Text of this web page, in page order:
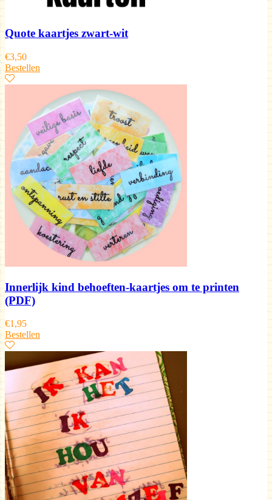
Quote kaartjes zwart-wit
€3,50
Bestellen
Innerlijk kind behoeften-kaartjes om te printen
(PDF)
€1,95
Bestellen